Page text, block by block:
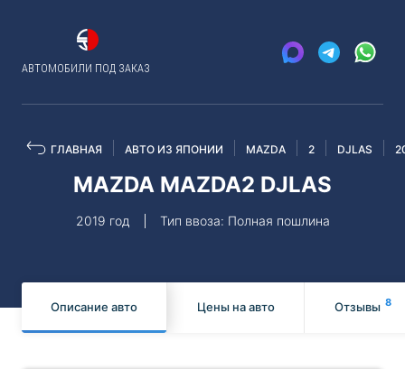
АВТОМОБИЛИ ПОД ЗАКАЗ
ГЛАВНАЯ АВТО ИЗ ЯПОНИИ MAZDA 2 DJLAS
MAZDA MAZDA2 DJLAS
2019 год Тип ввоза: Полная пошлина
Описание авто Цены на авто Отзывы 8